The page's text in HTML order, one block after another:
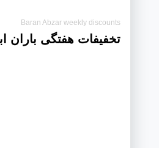
Baran Abzar weekly discounts
تخفیفات هفتگی باران